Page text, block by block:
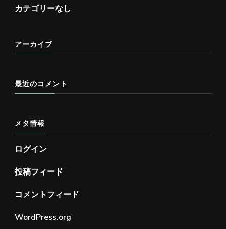
カテゴリーなし
アーカイブ
最近のコメント
メタ情報
ログイン
投稿フィード
コメントフィード
WordPress.org